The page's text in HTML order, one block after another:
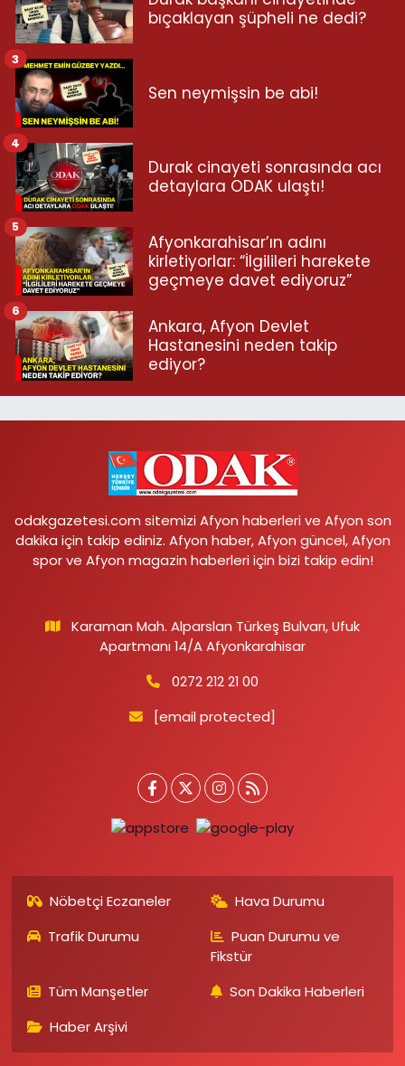
bıçaklayan şüpheli ne dedi?
Sen neymişsin be abi!
3
Durak cinayeti sonrasında acı
detaylara ODAK ulaştı!
4
Afyonkarahisar’ın adını
kirletiyorlar: “İlgilileri harekete
geçmeye davet ediyoruz”
5
Ankara, Afyon Devlet
Hastanesini neden takip
ediyor?
6
odakgazetesi.com sitemizi Afyon haberleri ve Afyon son
dakika için takip ediniz. Afyon haber, Afyon güncel, Afyon
spor ve Afyon magazin haberleri için bizi takip edin!
Karaman Mah. Alparslan Türkeş Bulvarı, Ufuk
Apartmanı 14/A Afyonkarahisar
0272 212 21 00
[email protected]
Nöbetçi Eczaneler
Hava Durumu
Trafik Durumu
Puan Durumu ve
Fikstür
Tüm Manşetler
Son Dakika Haberleri
Haber Arşivi